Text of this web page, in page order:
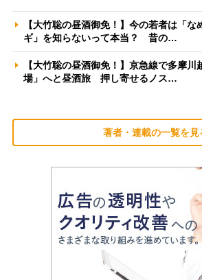
【大竹聡の昼酒御免！】今の若者は「な
ギ」を知らないって本当？ 昔の…
【大竹聡の昼酒御免！】京急線で多摩
場」へと昼酒旅 押し寄せるノス…
著者・連載の一覧を見